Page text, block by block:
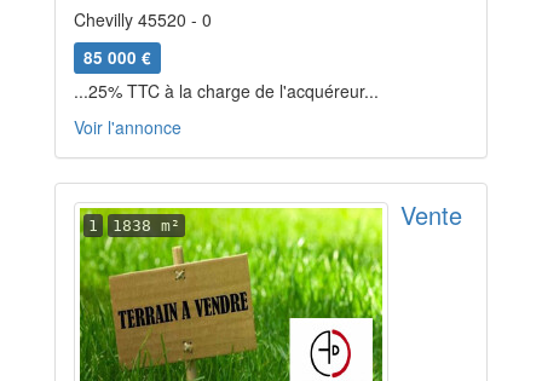
Chevilly 45520 - 0
85 000 €
...25% TTC à la charge de l'acquéreur...
Voir l'annonce
1 1838 m² Vente